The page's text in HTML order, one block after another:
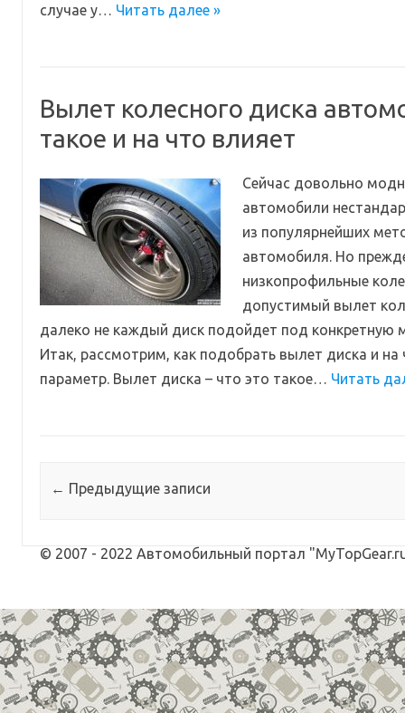
случае у… Читать далее »
Вылет колесного диска
такое и на что влияет
Сейчас довольно
автомобили
из популярнейших
автомобиля. Но
низкопрофильные
допустимый вылет
далеко не каждый диск подойдет под конкретную
Итак, рассмотрим, как подобрать вылет диска и на
параметр. Вылет диска – что это такое… Читать
Навигация по записям
← Предыдущие записи
© 2007 - 2022 Автомобильный портал